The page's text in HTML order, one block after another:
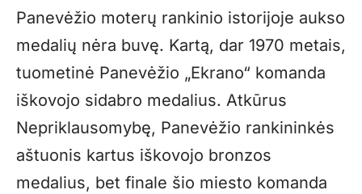
Panevėžio moterų rankinio istorijoje aukso
medalių nėra buvę. Kartą, dar 1970 metais,
tuometinė Panevėžio „Ekrano“ komanda
iškovojo sidabro medalius. Atkūrus
Nepriklausomybę, Panevėžio rankininkės
aštuonis kartus iškovojo bronzos
medalius, bet finale šio miesto komanda